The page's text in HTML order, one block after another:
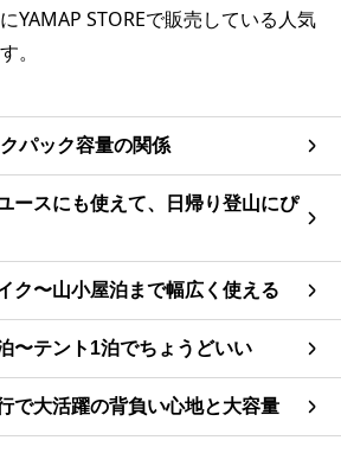
YAMAP STOREで販売している人気
。
パック容量の関係
ースにも使えて、日帰り登山にぴ
ク〜山小屋泊まで幅広く使える
〜テント1泊でちょうどいい
で大活躍の背負い心地と大容量